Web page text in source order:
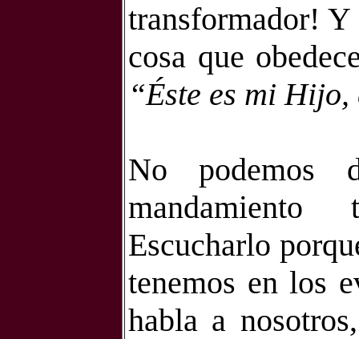
transformador! Y
cosa que
“Éste es mi Hijo,
No podemos
Escucharlo
tenemos en los
habla a